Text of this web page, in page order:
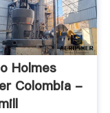
Holmes
Colombia -